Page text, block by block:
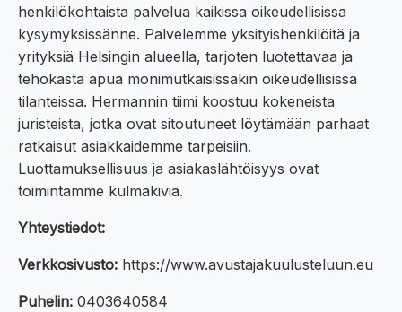
henkilökohtaista palvelua kaikissa oikeudellisissa
kysymyksissänne. Palvelemme yksityishenkilöitä ja
yrityksiä Helsingin alueella, tarjoten luotettavaa ja
tehokasta apua monimutkaisissakin oikeudellisissa
tilanteissa. Hermannin tiimi koostuu kokeneista
juristeista, jotka ovat sitoutuneet löytämään parhaat
ratkaisut asiakkaidemme tarpeisiin.
Luottamuksellisuus ja asiakaslähtöisyys ovat
toimintamme kulmakiviä.
Yhteystiedot:
Verkkosivusto: https://www.avustajakuulusteluun.eu
Puhelin: 0403640584